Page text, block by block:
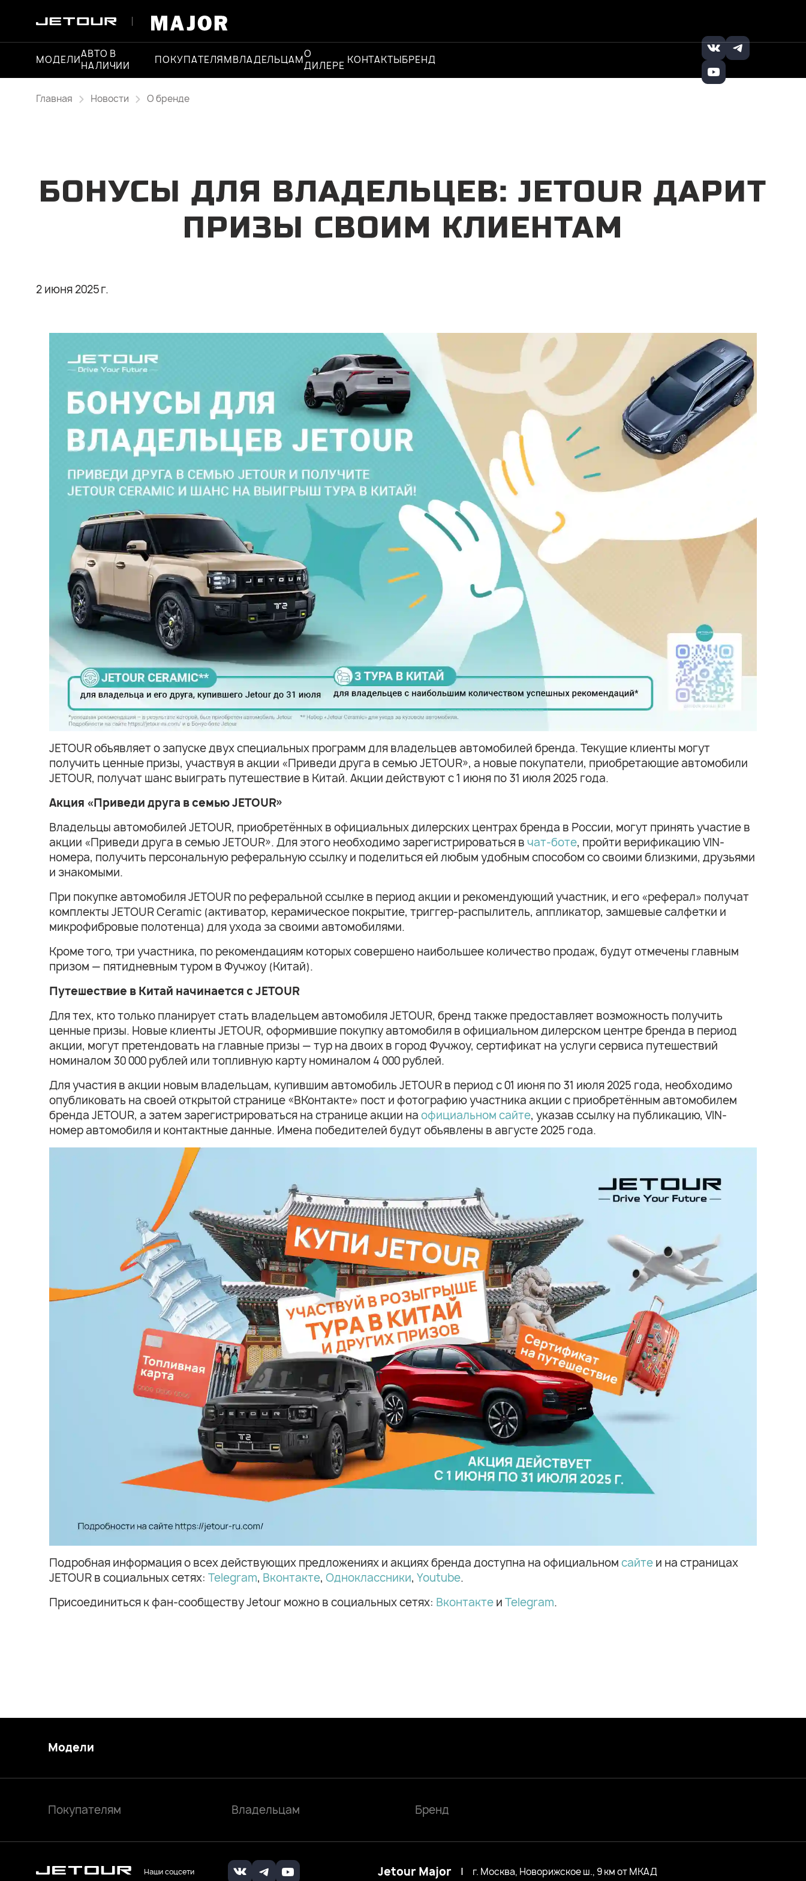
МОДЕЛИАВТО В
НАЛИЧИИ
ПОКУПАТЕЛЯМВЛАДЕЛЬЦАМО
ДИЛЕРЕ КОНТАКТЫБРЕНД
Главная Новости О бренде
БОНУСЫ ДЛЯ ВЛАДЕЛЬЦЕВ: JETOUR ДАРИТ
ПРИЗЫ СВОИМ КЛИЕНТАМ
2 июня 2025 г.
JETOUR объявляет о запуске двух специальных программ для владельцев автомобилей бренда. Текущие клиенты могут
получить ценные призы, участвуя в акции «Приведи друга в семью JETOUR», а новые покупатели, приобретающие автомобили
JETOUR, получат шанс выиграть путешествие в Китай. Акции действуют с 1 июня по 31 июля 2025 года.
Акция «Приведи друга в семью JETOUR»
Владельцы автомобилей JETOUR, приобретённых в официальных дилерских центрах бренда в России, могут принять участие в
акции «Приведи друга в семью JETOUR». Для этого необходимо зарегистрироваться в чат-боте, пройти верификацию VIN-
номера, получить персональную реферальную ссылку и поделиться ей любым удобным способом со своими близкими, друзьями
и знакомыми.
При покупке автомобиля JETOUR по реферальной ссылке в период акции и рекомендующий участник, и его «реферал» получат
комплекты JETOUR Ceramic (активатор, керамическое покрытие, триггер-распылитель, аппликатор, замшевые салфетки и
микрофибровые полотенца) для ухода за своими автомобилями.
Кроме того, три участника, по рекомендациям которых совершено наибольшее количество продаж, будут отмечены главным
призом — пятидневным туром в Фучжоу (Китай).
Путешествие в Китай начинается с JETOUR
Для тех, кто только планирует стать владельцем автомобиля JETOUR, бренд также предоставляет возможность получить
ценные призы. Новые клиенты JETOUR, оформившие покупку автомобиля в официальном дилерском центре бренда в период
акции, могут претендовать на главные призы — тур на двоих в город Фучжоу, сертификат на услуги сервиса путешествий
номиналом 30 000 рублей или топливную карту номиналом 4 000 рублей.
Для участия в акции новым владельцам, купившим автомобиль JETOUR в период с 01 июня по 31 июля 2025 года, необходимо
опубликовать на своей открытой странице «ВКонтакте» пост и фотографию участника акции с приобретённым автомобилем
бренда JETOUR, а затем зарегистрироваться на странице акции на официальном сайте, указав ссылку на публикацию, VIN-
номер автомобиля и контактные данные. Имена победителей будут объявлены в августе 2025 года.
Подробная информация о всех действующих предложениях и акциях бренда доступна на официальном сайте и на страницах
JETOUR в социальных сетях: Telegram, Вконтакте, Одноклассники, Youtube.
Присоединиться к фан-сообществу Jetour можно в социальных сетях: Вконтакте и Telegram.
Наши соцсети Jetour Major | г. Москва, Новорижское ш., 9 км от МКАД
Модели
Покупателям Владельцам Бренд